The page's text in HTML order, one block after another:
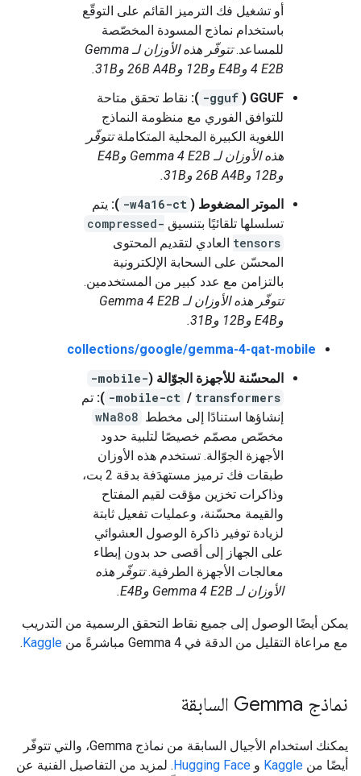
أو تشغيل فك الترميز القائم على التوقّع
باستخدام نماذج المسودة المخصّصة
للمساعد.
تتوفّر هذه الأوزان لـ Gemma
4 E2B وE4B و12B و26B A4B و31B.
GGUF (
-gguf
): نقاط تحقق متاحة
للتوافق الفوري مع منظومة النماذج
اللغوية الكبيرة المحلية المتكاملةتتوفّر
هذه الأوزان لـ Gemma 4 E2B وE4B
و12B و26B A4B و31B.
الموتر المضغوط ( -w4a16-ct
): يتم
تسلسلها تلقائيًا بتنسيق compressed-
tensors العادي لتقديم المحتوى
المحسّن على السحابة الإلكترونية
بالتزامن مع عدد كبير من المستخدمين.
تتوفّر هذه الأوزان لـ Gemma 4 E2B
وE4B و12B و31B.
collections/google/gemma-4-qat-mobile
المحسّنة للأجهزة الجوّالة (-mobile-
transformers
/
-mobile-ct
): تم
إنشاؤها استنادًا إلى مخطط wNa8o8
مخصّص مصمّم خصيصًا لتلبية حدود
الأجهزة الجوّالة. تستخدم هذه الأوزان
طبقات فك ترميز مستهدَفة بدقة 2 بت،
وذاكرات تخزين مؤقت لقيم المفتاح
والقيمة محسّنة، وعمليات تفعيل ثابتة
لزيادة توفير ذاكرة الوصول العشوائي
على الجهاز إلى أقصى حد بدون إبطاء
معالجات الأجهزة الطرفية.تتوفّر هذه
الأوزان لـ Gemma 4 E2B وE4B.
يمكن أيضًا الوصول إلى جميع نقاط التحقق الرسمية من التدريب
مع مراعاة التقليل من الدقة في Gemma 4 مباشرةً من
Kaggle
.
نماذج Gemma السابقة
يمكنك استخدام الأجيال السابقة من نماذج Gemma، والتي تتوفّر
أيضًا من Kaggle و Hugging Face. لمزيد من التفاصيل الفنية عن